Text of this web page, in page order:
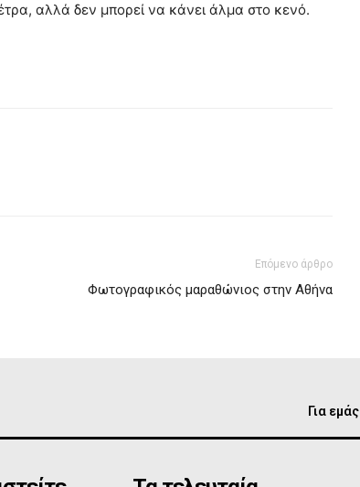
αλλά δεν μπορεί να κάνει άλμα στο κενό.
Επόμενο άρθρο
Φωτογραφικός μαραθώνιος στην Αθήνα
Για εμάς